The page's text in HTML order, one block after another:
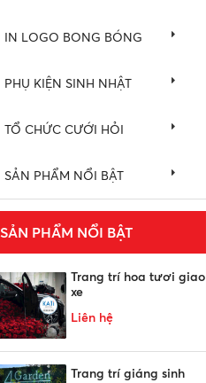
IN LOGO BONG BÓNG
PHỤ KIỆN SINH NHẬT
TỔ CHỨC CƯỚI HỎI
SẢN PHẨM NỔI BẬT
SẢN PHẨM NỔI BẬT
Trang trí hoa tươi giao
xe
Liên hệ
Trang trí giáng sinh